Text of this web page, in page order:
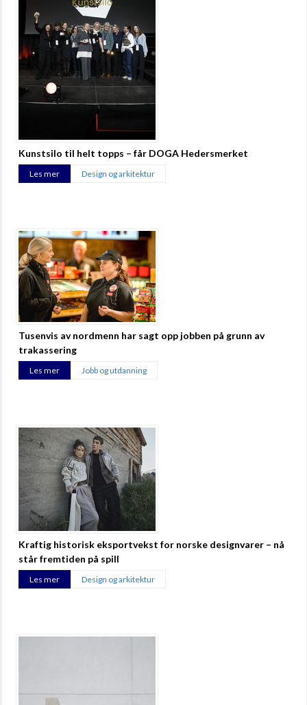
Kunstsilo til helt topps – får DOGA Hedersmerket
Les mer Design og arkitektur
Tusenvis av nordmenn har sagt opp jobben på grunn av
trakassering
Les mer Jobb og utdanning
Kraftig historisk eksportvekst for norske designvarer – nå
står fremtiden på spill
Les mer Design og arkitektur